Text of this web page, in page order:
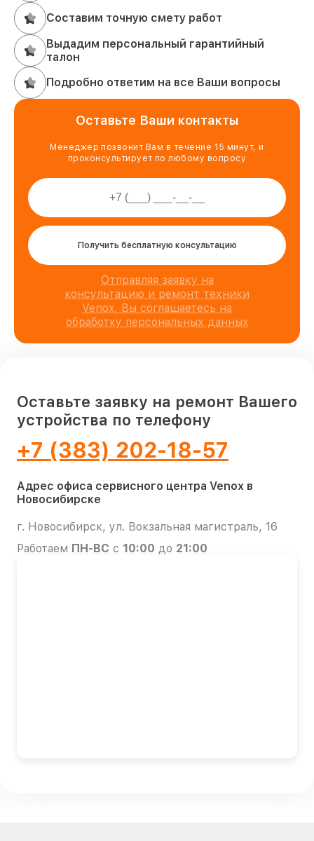
Составим точную смету работ
Выдадим персональный гарантийный
талон
Подробно ответим на все Ваши вопросы
Оставьте Ваши контакты
Менеджер позвонит Вам в течение 15 минут, и
проконсультирует по любому вопросу
Получить бесплатную консультацию
Отправляя заявку на
консультацию и ремонт техники
Venox, Вы соглашаетесь на
обработку персональных данных
Оставьте заявку на ремонт Вашего
устройства по телефону
+7 (383) 202-18-57
Адрес офиса сервисного центра Venox в
Новосибирске
г. Новосибирск, ул. Вокзальная магистраль, 16
Работаем ПН-ВС с 10:00 до 21:00